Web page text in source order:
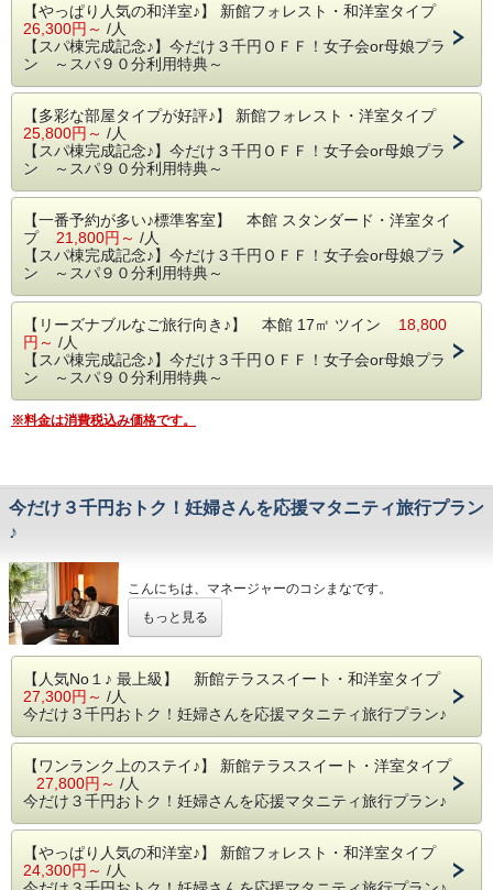
【 ３０００円もおトクに泊まれる、その内容とは･･･ 】
①誕生したばかりの、新館スパ(岩盤浴・足湯・露天風呂)棟
グループで９０分間利用ＯＫ！汗をかいてリフレッシュ！
(通常4000円)
②お夕食は、野菜たっぷりのコース･ディナー(4800円相当)
④チェックアウト１２時まで延長ＯＫ(通常2500円)
⑤貸切露天風呂４５分間無料貸切
⑦駅まで無料送迎サービス(平日限定・前日まで要予約)
組数限定のプランですので、今すぐご予約くださいネ♪
or食事後＞
担当者よりメールor携帯電話にご連絡させていただきます
【やっぱり人気の和洋室♪】 新館フォレスト・和洋室タイプ
26,300円～ /人
【スパ棟完成記念♪】今だけ３千円ＯＦＦ！女子会or母娘プラ
ン ～スパ９０分利用特典～
【多彩な部屋タイプが好評♪】 新館フォレスト・洋室タイプ
25,800円～ /人
【スパ棟完成記念♪】今だけ３千円ＯＦＦ！女子会or母娘プラ
ン ～スパ９０分利用特典～
【一番予約が多い♪標準客室】 本館 スタンダード・洋室タイ
プ 21,800円～ /人
【スパ棟完成記念♪】今だけ３千円ＯＦＦ！女子会or母娘プラ
ン ～スパ９０分利用特典～
【リーズナブルなご旅行向き♪】 本館 17㎡ ツイン 18,800
円～ /人
【スパ棟完成記念♪】今だけ３千円ＯＦＦ！女子会or母娘プラ
ン ～スパ９０分利用特典～
※料金は消費税込み価格です。
今だけ３千円おトク！妊婦さんを応援マタニティ旅行プラン
♪
こんにちは、マネージャーのコシまなです。
お腹の赤ちゃんをさすりながら幸せいっぱいのご夫婦と
お話しているだけでなんだか嬉しくなる私ですが、
その横で心配そうに、そして愛情たっぷりの顔で
奥様をサポートしている旦那さまを見ていると
大切な時期に来ていただいた事への感謝の気持ちでいっぱい
になります。
安心して大切な時間を楽しんで、ゆっくり過ごしてほしい！
もっと、マタニティママを応援したい！
そんな私たちの想いから生まれたプランです♪
今だけ、新しいプランなので特別価格でご提供です！
お二人の素敵な思い出作りのお手伝いが出来ればと願ってい
もっと見る
【人気No１♪ 最上級】 新館テラススイート・和洋室タイプ
27,300円～ /人
今だけ３千円おトク！妊婦さんを応援マタニティ旅行プラン♪
【ワンランク上のステイ♪】 新館テラススイート・洋室タイプ
27,800円～ /人
今だけ３千円おトク！妊婦さんを応援マタニティ旅行プラン♪
【やっぱり人気の和洋室♪】 新館フォレスト・和洋室タイプ
24,300円～ /人